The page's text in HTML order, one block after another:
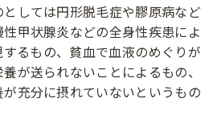
しては円形脱毛症や膠原病など
甲状腺炎などの全身性疾患によ
るもの、貧血で血液のめぐりが
が送られないことによるもの、
充分に摂れていないというもの